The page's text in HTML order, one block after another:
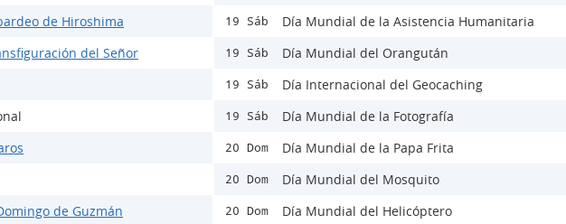
de Hiroshima
del Señor
de Guzmán
19 Sáb Día Mundial de la Asistencia Humanitaria
19 Sáb Día Mundial del Orangután
19 Sáb Día Internacional del Geocaching
19 Sáb Día Mundial de la Fotografía
20 Dom Día Mundial de la Papa Frita
20 Dom Día Mundial del Mosquito
20 Dom Día Mundial del Helicóptero